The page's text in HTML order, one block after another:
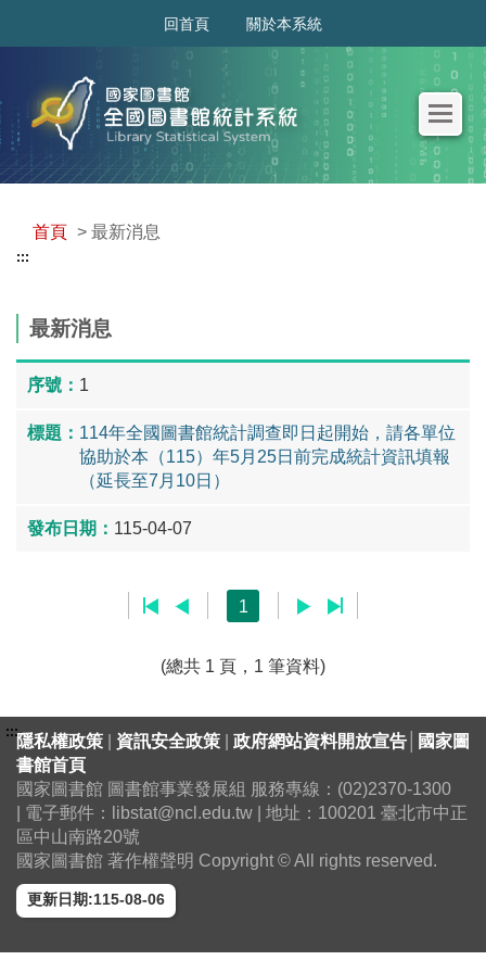
回首頁 關於本系統
首頁 > 最新消息
:::
最新消息
1
114年全國圖書館統計調查即日起開始，請各單位
協助於本（115）年5月25日前完成統計資訊填報
（延長至7月10日）
115-04-07
1
(總共 1 頁，1 筆資料)
:::隱私權政策 資訊安全政策 政府網站資料開放宣告
國家圖
書館首頁
國家圖書館 圖書館事業發展組 服務專線：(02)2370-1300
| 電子郵件：libstat@ncl.edu.tw | 地址：100201 臺北市中正
區中山南路20號
國家圖書館 著作權聲明 Copyright © All rights reserved.
更新日期:115-08-06